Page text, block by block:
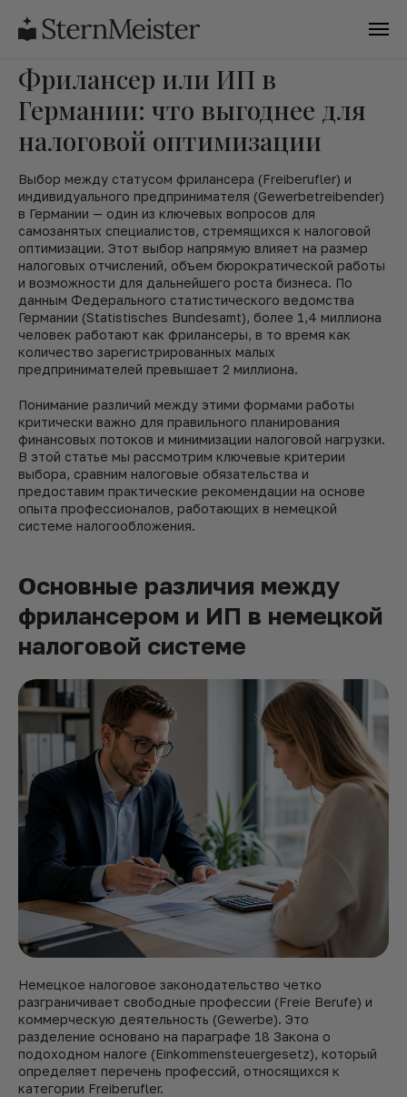
Фрилансер или ИП в
Германии: что выгоднее для
налоговой оптимизации
Выбор между статусом фрилансера (Freiberufler) и
индивидуального предпринимателя (Gewerbetreibender)
в Германии — один из ключевых вопросов для
самозанятых специалистов, стремящихся к налоговой
оптимизации. Этот выбор напрямую влияет на размер
налоговых отчислений, объем бюрократической работы
и возможности для дальнейшего роста бизнеса. По
данным Федерального статистического ведомства
Германии (Statistisches Bundesamt), более 1,4 миллиона
человек работают как фрилансеры, в то время как
количество зарегистрированных малых
предпринимателей превышает 2 миллиона.
Понимание различий между этими формами работы
критически важно для правильного планирования
финансовых потоков и минимизации налоговой нагрузки.
В этой статье мы рассмотрим ключевые критерии
выбора, сравним налоговые обязательства и
предоставим практические рекомендации на основе
опыта профессионалов, работающих в немецкой
системе налогообложения.
Основные различия между
фрилансером и ИП в немецкой
налоговой системе
Немецкое налоговое законодательство четко
разграничивает свободные профессии (Freie Berufe) и
коммерческую деятельность (Gewerbe). Это
разделение основано на параграфе 18 Закона о
подоходном налоге (Einkommensteuergesetz), который
определяет перечень профессий, относящихся к
категории Freiberufler.